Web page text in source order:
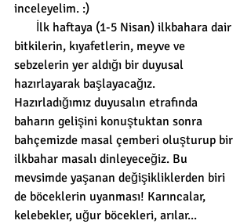
inceleyelim. :)
İlk haftaya (1-5 Nisan) ilkbahara dair
bitkilerin, kıyafetlerin, meyve ve
sebzelerin yer aldığı bir duyusal
hazırlayarak başlayacağız.
Hazırladığımız duyusalın etrafında
baharın gelişini konuştuktan sonra
bahçemizde masal çemberi oluşturup bir
ilkbahar masalı dinleyeceğiz. Bu
mevsimde yaşanan değişikliklerden biri
de böceklerin uyanması! Karıncalar,
kelebekler, uğur böcekleri, arılar...